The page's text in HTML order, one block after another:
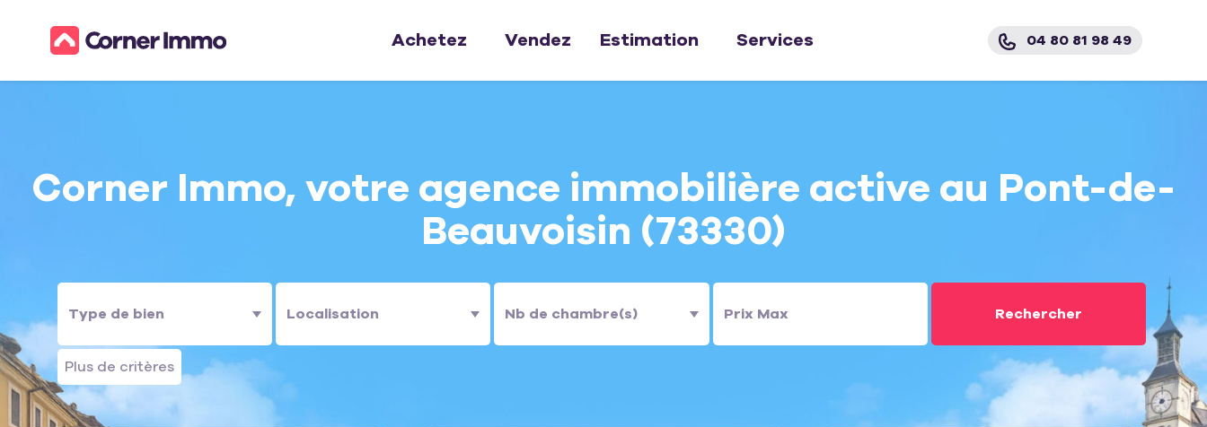
Achetez Vendez Estimation Services 04 80 81 98 49
Corner Immo, votre agence immobilière active au Pont-de-
Beauvoisin (73330)
Plus de critères